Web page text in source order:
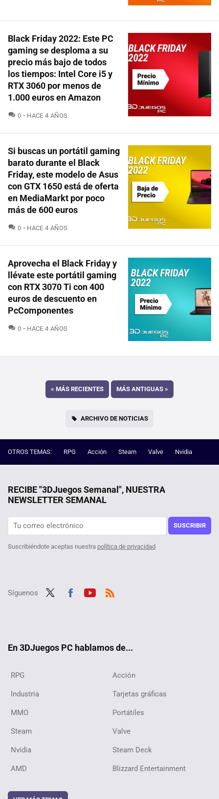
Black Friday 2022: Este PC
gaming se desploma a su
precio más bajo de todos
los tiempos: Intel Core i5 y
RTX 3060 por menos de
1.000 euros en Amazon
0 COMENTARIOS
HACE 4 AÑOS
Si buscas un portátil gaming
barato durante el Black
Friday, este modelo de Asus
con GTX 1650 está de oferta
en MediaMarkt por poco
más de 600 euros
0 COMENTARIOS
HACE 4 AÑOS
Aprovecha el Black Friday y
llévate este portátil gaming
con RTX 3070 Ti con 400
euros de descuento en
PcComponentes
0 COMENTARIOS
HACE 4 AÑOS
« MÁS RECIENTES MÁS ANTIGUAS »
ARCHIVO DE NOTICIAS
OTROS TEMAS: RPG Acción Steam Valve Nvidia
RECIBE "3DJuegos Semanal", NUESTRA
NEWSLETTER SEMANAL
SUSCRIBIR
Suscribiéndote aceptas nuestra política de privacidad
Síguenos
En 3DJuegos PC hablamos de...
RPG Acción
Industria Tarjetas gráficas
MMO Portátiles
Steam Valve
Nvidia Steam Deck
AMD Blizzard Entertainment